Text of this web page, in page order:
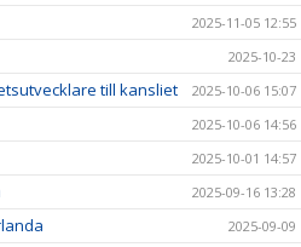
2025-11-05 12:55
2025-10-23
till kansliet 2025-10-06 15:07
2025-10-06 14:56
2025-10-01 14:57
2025-09-16 13:28
2025-09-09